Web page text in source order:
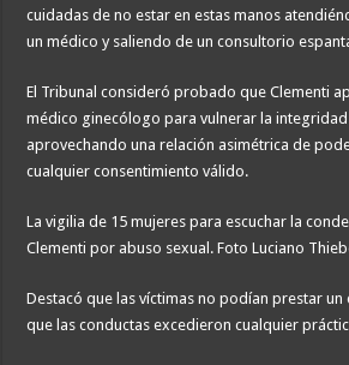
cuidadas de no estar en estas manos
un médico y saliendo de un consultorio
El Tribunal consideró probado que Clementi
médico ginecólogo para vulnerar la integridad
aprovechando una relación asimétrica de
cualquier consentimiento válido.
La vigilia de 15 mujeres para escuchar la
Clementi por abuso sexual. Foto Luciano
Destacó que las víctimas no podían prestar
que las conductas excedieron cualquier